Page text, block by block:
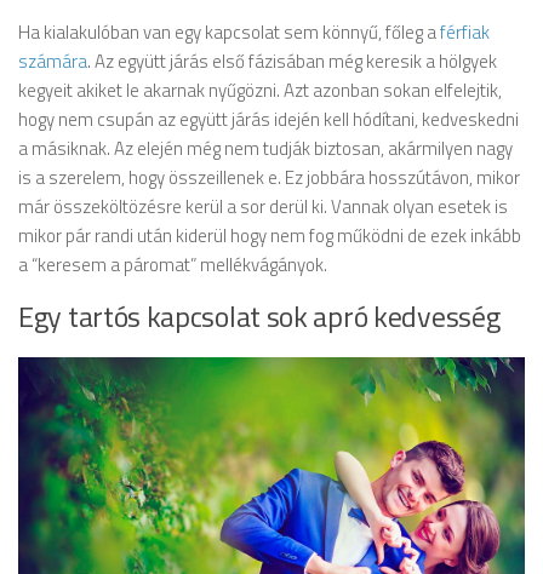
Ha kialakulóban van egy kapcsolat sem könnyű, főleg aférfiak
számára. Az együtt járás első fázisában még keresik a hölgyek
kegyeit akiket le akarnak nyűgözni. Azt azonban sokan elfelejtik,
hogy nem csupán az együtt járás idején kell hódítani, kedveskedni
a másiknak. Az elején még nem tudják biztosan, akármilyen nagy
is a szerelem, hogy összeillenek e. Ez jobbára hosszútávon, mikor
már összeköltözésre kerül a sor derül ki. Vannak olyan esetek is
mikor pár randi után kiderül hogy nem fog működni de ezek inkább
a “keresem a páromat” mellékvágányok.
Egy tartós kapcsolat sok apró kedvesség